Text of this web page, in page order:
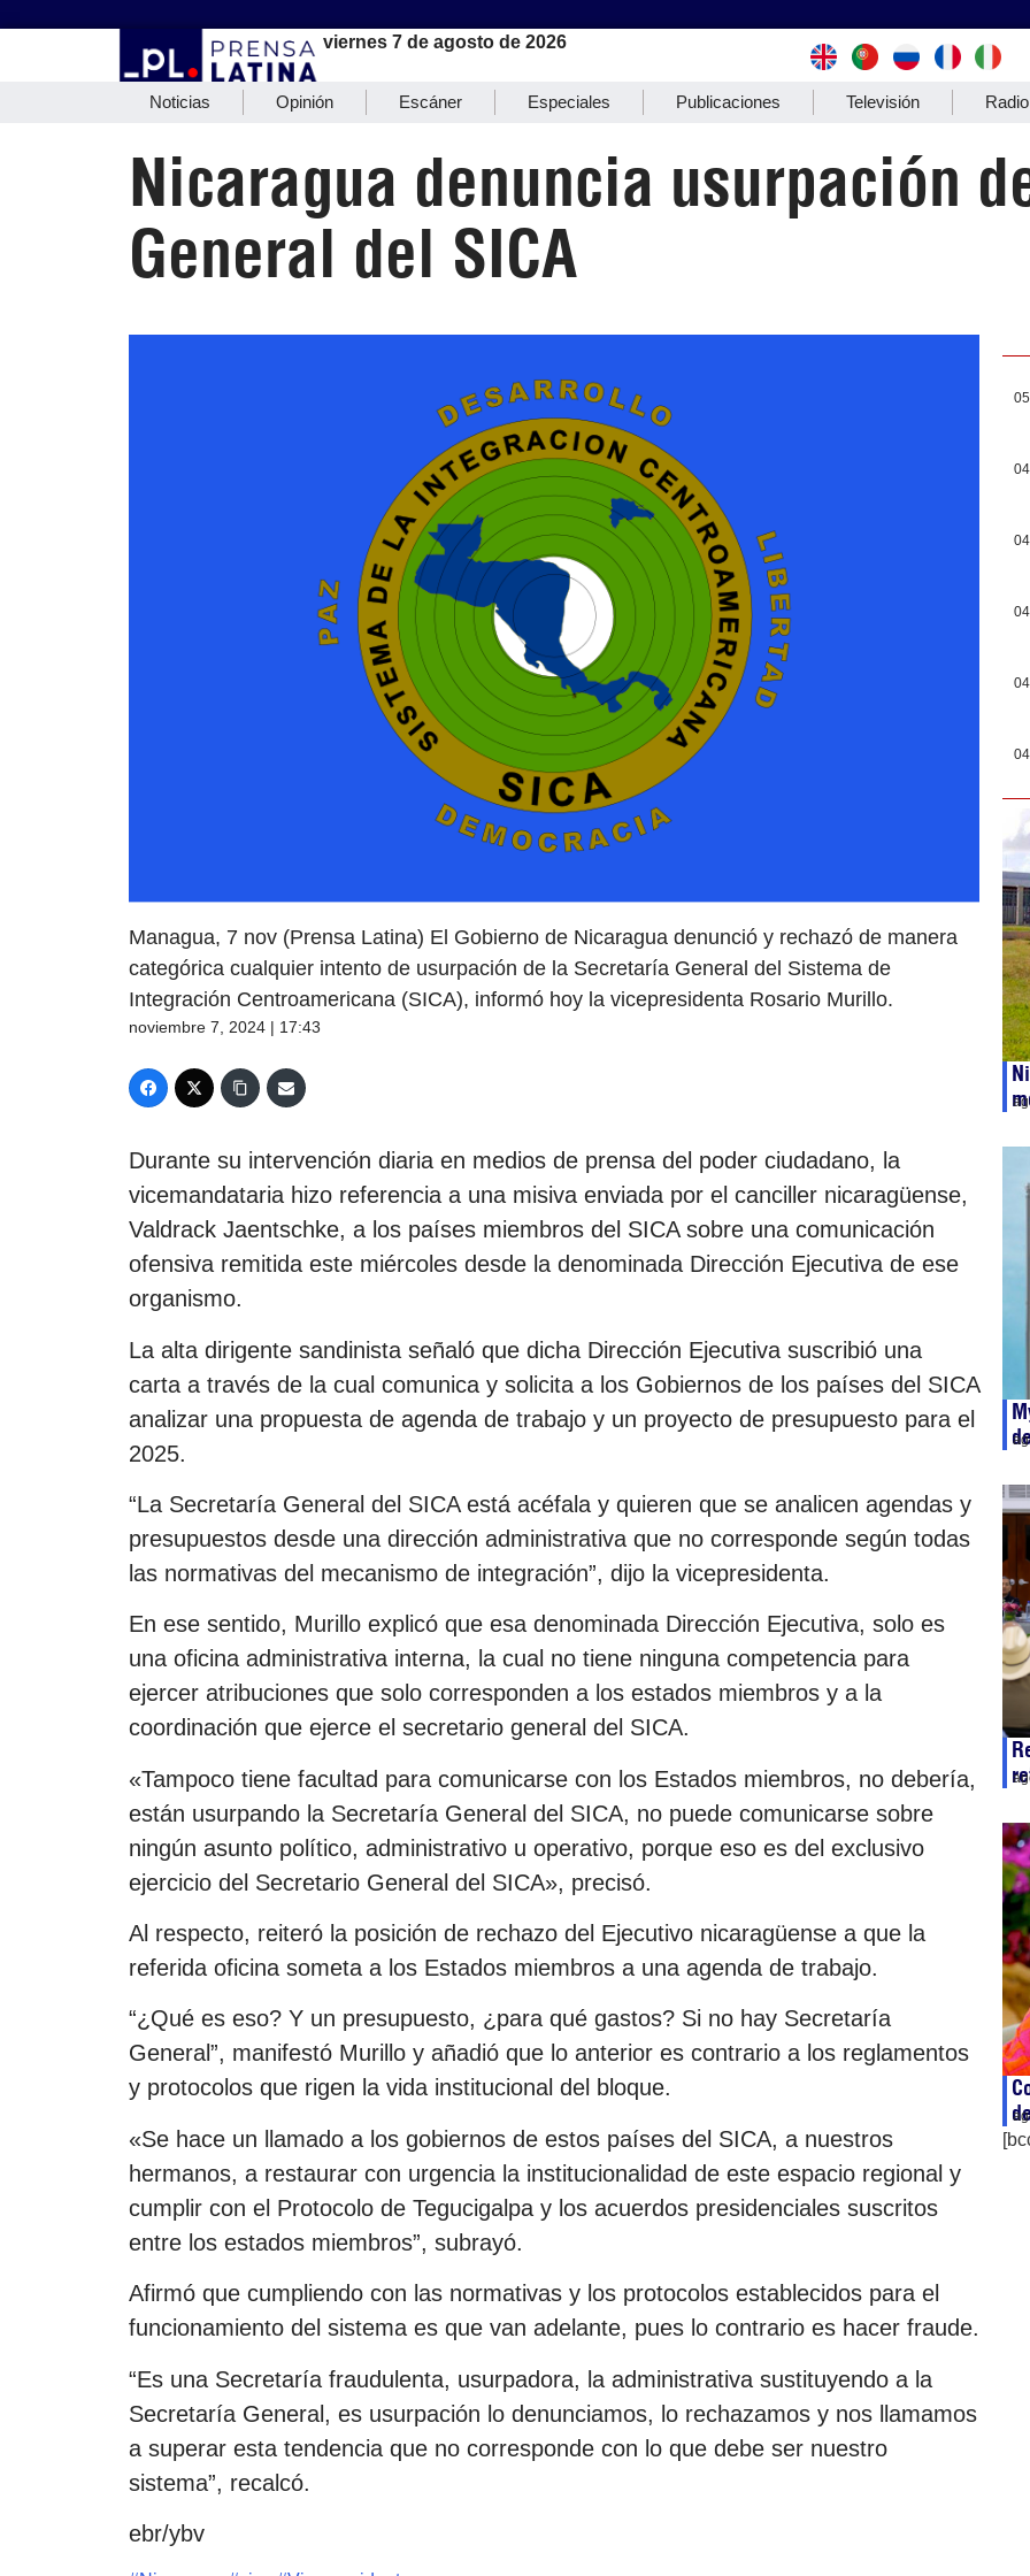
viernes 7 de agosto de 2026
Noticias Opinión Escáner Especiales Publicaciones Televisión Radio
Nicaragua denuncia usurpación
General del SICA
Managua, 7 nov (Prensa Latina) El Gobierno de Nicaragua denunció y rechazó de manera
categórica cualquier intento de usurpación de la Secretaría General del Sistema de
Integración Centroamericana (SICA), informó hoy la vicepresidenta Rosario Murillo.
noviembre 7, 2024 | 17:43
Durante su intervención diaria en medios de prensa del poder ciudadano, la
vicemandataria hizo referencia a una misiva enviada por el canciller nicaragüense,
Valdrack Jaentschke, a los países miembros del SICA sobre una comunicación
ofensiva remitida este miércoles desde la denominada Dirección Ejecutiva de ese
organismo.
La alta dirigente sandinista señaló que dicha Dirección Ejecutiva suscribió una
carta a través de la cual comunica y solicita a los Gobiernos de los países del SICA
analizar una propuesta de agenda de trabajo y un proyecto de presupuesto para el
2025.
“La Secretaría General del SICA está acéfala y quieren que se analicen agendas y
presupuestos desde una dirección administrativa que no corresponde según todas
las normativas del mecanismo de integración”, dijo la vicepresidenta.
En ese sentido, Murillo explicó que esa denominada Dirección Ejecutiva, solo es
una oficina administrativa interna, la cual no tiene ninguna competencia para
ejercer atribuciones que solo corresponden a los estados miembros y a la
coordinación que ejerce el secretario general del SICA.
«Tampoco tiene facultad para comunicarse con los Estados miembros, no debería,
están usurpando la Secretaría General del SICA, no puede comunicarse sobre
ningún asunto político, administrativo u operativo, porque eso es del exclusivo
ejercicio del Secretario General del SICA», precisó.
Al respecto, reiteró la posición de rechazo del Ejecutivo nicaragüense a que la
referida oficina someta a los Estados miembros a una agenda de trabajo.
“¿Qué es eso? Y un presupuesto, ¿para qué gastos? Si no hay Secretaría
General”, manifestó Murillo y añadió que lo anterior es contrario a los reglamentos
y protocolos que rigen la vida institucional del bloque.
«Se hace un llamado a los gobiernos de estos países del SICA, a nuestros
hermanos, a restaurar con urgencia la institucionalidad de este espacio regional y
cumplir con el Protocolo de Tegucigalpa y los acuerdos presidenciales suscritos
entre los estados miembros”, subrayó.
Afirmó que cumpliendo con las normativas y los protocolos establecidos para el
funcionamiento del sistema es que van adelante, pues lo contrario es hacer fraude.
“Es una Secretaría fraudulenta, usurpadora, la administrativa sustituyendo a la
Secretaría General, es usurpación lo denunciamos, lo rechazamos y nos llamamos
a superar esta tendencia que no corresponde con lo que debe ser nuestro
sistema”, recalcó.
ebr/ybv